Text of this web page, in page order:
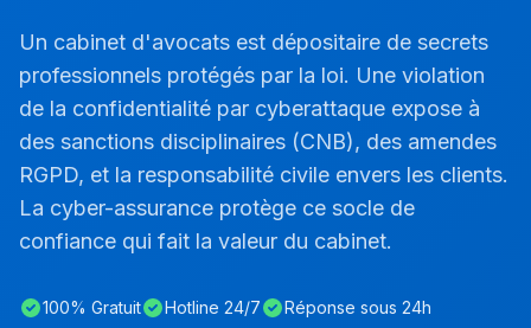
Un cabinet d'avocats est dépositaire de secrets
professionnels protégés par la loi. Une violation
de la confidentialité par cyberattaque expose à
des sanctions disciplinaires (CNB), des amendes
RGPD, et la responsabilité civile envers les clients.
La cyber-assurance protège ce socle de
confiance qui fait la valeur du cabinet.
100% Gratuit Hotline 24/7 Réponse sous 24h